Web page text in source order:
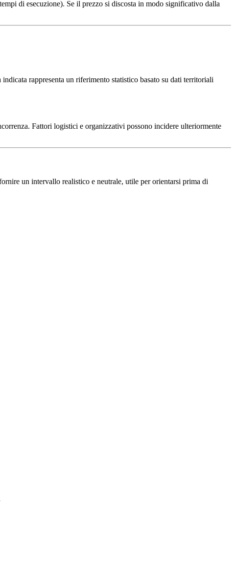
di esecuzione). Se il prezzo si discosta in modo significativo dalla
rappresenta un riferimento statistico basato su dati territoriali
Fattori logistici e organizzativi possono incidere ulteriormente
un intervallo realistico e neutrale, utile per orientarsi prima di